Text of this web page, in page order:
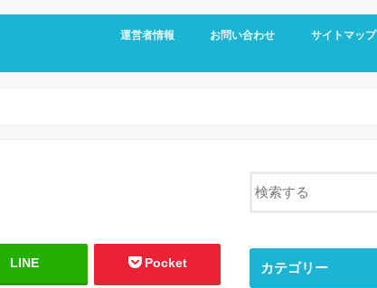
運営者情報 お問い合わせ サイトマップ
LINE Pocket カテゴリー